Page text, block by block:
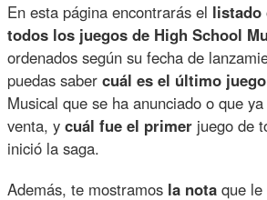
En esta página encontrarás el listado
todos los juegos de High School
ordenados según su fecha de
puedas sabercuál es el último juego
Musical que se ha anunciado o que
venta, ycuál fue el primer juego de
inició la saga.
Además, te mostramos la nota que le